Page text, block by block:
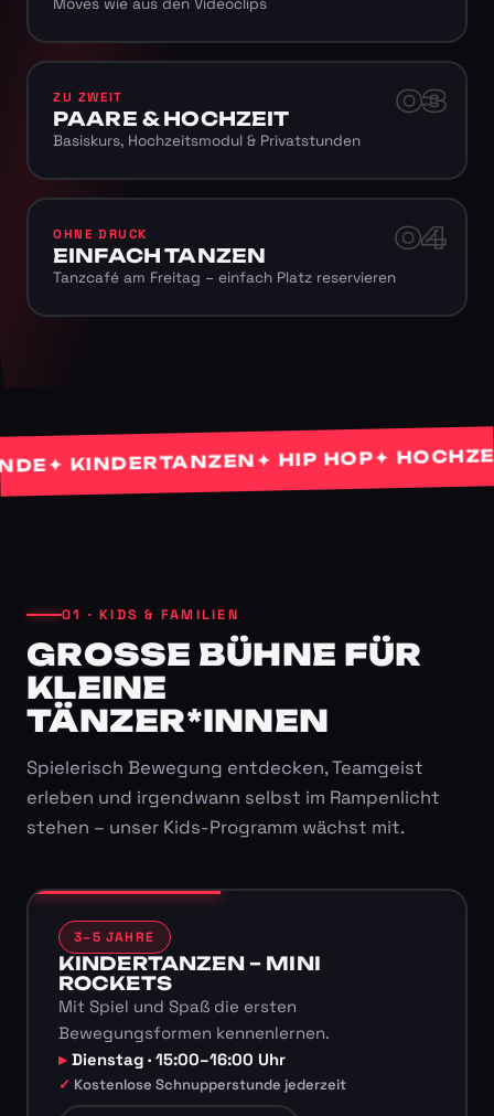
Moves wie aus den Videoclips
03
ZU ZWEIT
PAARE & HOCHZEIT
Basiskurs, Hochzeitsmodul & Privatstunden
04
OHNE DRUCK
EINFACH TANZEN
Tanzcafé am Freitag – einfach Platz reservieren
KINDERTANZEN✦ HIP HOP ✦
01 · KIDS & FAMILIEN
GROSSE BÜHNE FÜR K
LEINE T
ÄNZER*INNEN
Spielerisch Bewegung entdecken, Teamgeist
erleben und irgendwann selbst im Rampenlicht
stehen – unser Kids-Programm wächst mit.
3–5 JAHRE
KINDERTANZEN – MINI
ROCKETS
Mit Spiel und Spaß die ersten
Bewegungsformen kennenlernen.
Dienstag · 15:00–16:00 Uhr
Kostenlose Schnupperstunde jederzeit